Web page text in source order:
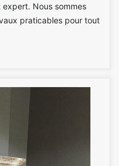
Nous sommes
praticables pour tout